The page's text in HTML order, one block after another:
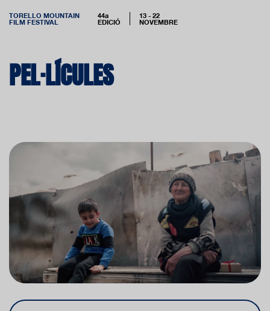
TORELLO MOUNTAIN
FILM FESTIVAL
44a
EDICIÓ
13 - 22
NOVEMBRE
PEL·LÍCULES